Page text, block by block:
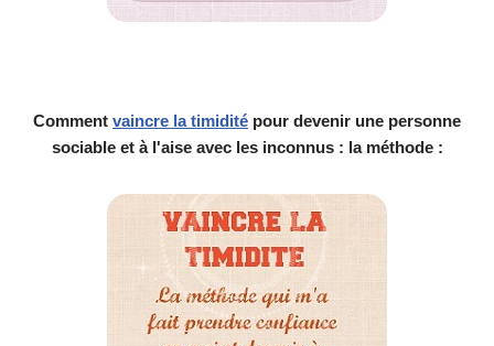
Comment vaincre la timidité pour devenir une personne
sociable et à l'aise avec les inconnus : la méthode :